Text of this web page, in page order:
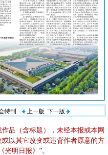
特刊 上一版 下一版
品（含标题），未经本报或本网
以其它改变或违背作者原意的方
光明日报》”。